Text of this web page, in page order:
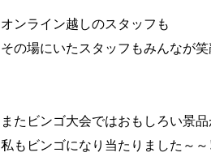
オンライン越しのスタッフも
その場にいたスタッフもみんなが笑
またビンゴ大会ではおもしろい景
私もビンゴになり当たりました～～